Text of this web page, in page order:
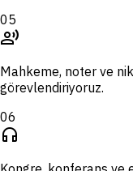
05
record_voice_over
Mahkeme, noter ve
görevlendiriyoruz.
06
headphones